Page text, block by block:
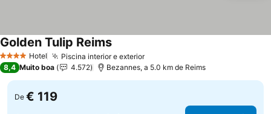
4 EstrelasHotel Piscina interior e exterior
Golden Tulip Reims
8,4 Muito boa 4.572 Bezannes, a 5.0 km de Reims
De € 119